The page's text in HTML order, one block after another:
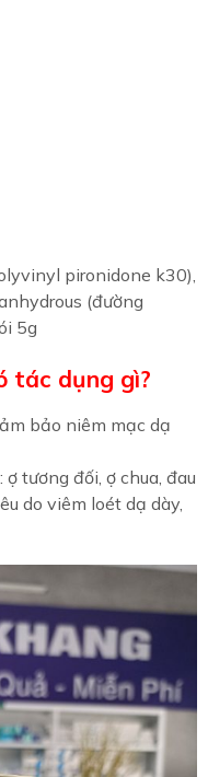
pironidone k30),
(đường
5g
tác dụng gì?
bảo niêm mạc dạ
tương đối, ợ chua, đau
do viêm loét dạ dày,